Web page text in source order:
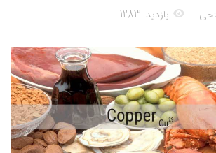
بازدید: 1283